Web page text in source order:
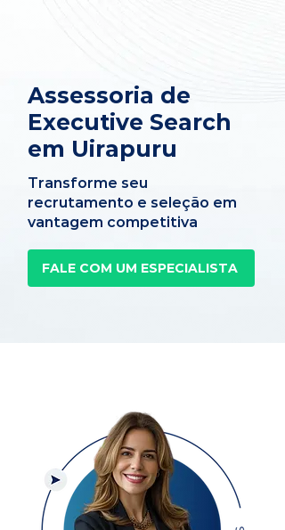
Assessoria de
Executive Search
em Uirapuru
Transforme seu
recrutamento e seleção em
vantagem competitiva
FALE COM UM ESPECIALISTA